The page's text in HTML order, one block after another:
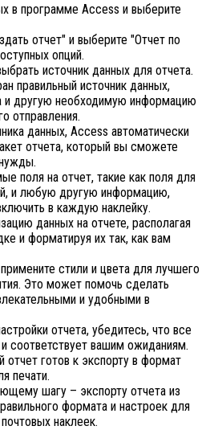
в программе Access и выберите
отчет" и выберите "Отчет по
опций.
источник данных для отчета.
правильный источник данных,
другую необходимую информацию
отправления.
данных, Access автоматически
отчета, который вы сможете
поля на отчет, такие как поля для
и любую другую информацию,
в каждую наклейку.
данных на отчете, располагая
и форматируя их так, как вам
стили и цвета для лучшего
Это может помочь сделать
и удобными в
отчета, убедитесь, что все
соответствует вашим ожиданиям.
отчет готов к экспорту в формат
печати.
шагу – экспорту отчета из
формата и настроек для
наклеек.